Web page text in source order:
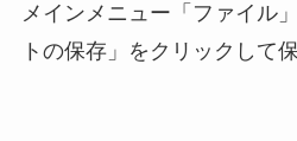
メインメニュー「ファイル
トの保存」をクリックして